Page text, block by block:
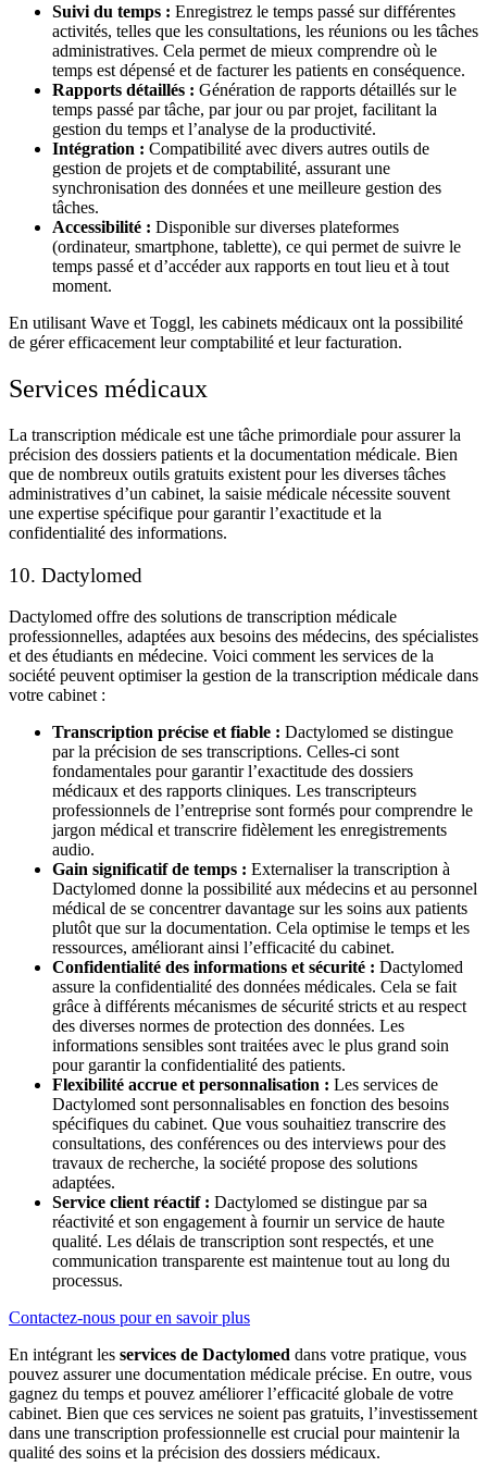
Suivi du temps : Enregistrez le temps passé sur différentes
activités, telles que les consultations, les réunions ou les tâches
administratives. Cela permet de mieux comprendre où le
temps est dépensé et de facturer les patients en conséquence.
Rapports détaillés : Génération de rapports détaillés sur le
temps passé par tâche, par jour ou par projet, facilitant la
gestion du temps et l’analyse de la productivité.
Intégration : Compatibilité avec divers autres outils de
gestion de projets et de comptabilité, assurant une
synchronisation des données et une meilleure gestion des
tâches.
Accessibilité : Disponible sur diverses plateformes
(ordinateur, smartphone, tablette), ce qui permet de suivre le
temps passé et d’accéder aux rapports en tout lieu et à tout
moment.
En utilisant Wave et Toggl, les cabinets médicaux ont la possibilité
de gérer efficacement leur comptabilité et leur facturation.
Services médicaux
La transcription médicale est une tâche primordiale pour assurer la
précision des dossiers patients et la documentation médicale. Bien
que de nombreux outils gratuits existent pour les diverses tâches
administratives d’un cabinet, la saisie médicale nécessite souvent
une expertise spécifique pour garantir l’exactitude et la
confidentialité des informations.
10. Dactylomed
Dactylomed offre des solutions de transcription médicale
professionnelles, adaptées aux besoins des médecins, des spécialistes
et des étudiants en médecine. Voici comment les services de la
société peuvent optimiser la gestion de la transcription médicale dans
votre cabinet :
Transcription précise et fiable : Dactylomed se distingue
par la précision de ses transcriptions. Celles-ci sont
fondamentales pour garantir l’exactitude des dossiers
médicaux et des rapports cliniques. Les transcripteurs
professionnels de l’entreprise sont formés pour comprendre le
jargon médical et transcrire fidèlement les enregistrements
audio.
Gain significatif de temps : Externaliser la transcription à
Dactylomed donne la possibilité aux médecins et au personnel
médical de se concentrer davantage sur les soins aux patients
plutôt que sur la documentation. Cela optimise le temps et les
ressources, améliorant ainsi l’efficacité du cabinet.
Confidentialité des informations et sécurité : Dactylomed
assure la confidentialité des données médicales. Cela se fait
grâce à différents mécanismes de sécurité stricts et au respect
des diverses normes de protection des données. Les
informations sensibles sont traitées avec le plus grand soin
pour garantir la confidentialité des patients.
Flexibilité accrue et personnalisation : Les services de
Dactylomed sont personnalisables en fonction des besoins
spécifiques du cabinet. Que vous souhaitiez transcrire des
consultations, des conférences ou des interviews pour des
travaux de recherche, la société propose des solutions
adaptées.
Service client réactif : Dactylomed se distingue par sa
réactivité et son engagement à fournir un service de haute
qualité. Les délais de transcription sont respectés, et une
communication transparente est maintenue tout au long du
processus.
Contactez-nous pour en savoir plus
En intégrant les services de Dactylomed dans votre pratique, vous
pouvez assurer une documentation médicale précise. En outre, vous
gagnez du temps et pouvez améliorer l’efficacité globale de votre
cabinet. Bien que ces services ne soient pas gratuits, l’investissement
dans une transcription professionnelle est crucial pour maintenir la
qualité des soins et la précision des dossiers médicaux.